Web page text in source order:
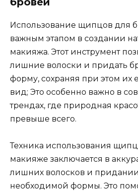
Использование щипцов для
важным этапом в создании
макияжа. Этот инструмент
лишние волоски и придать
форму, сохраняя при этом их
вид; Это особенно важно в
трендах, где природная
превыше всегo.​
Техника использования
макияже заключается в
лишних волосков и
необходимой формы. Это